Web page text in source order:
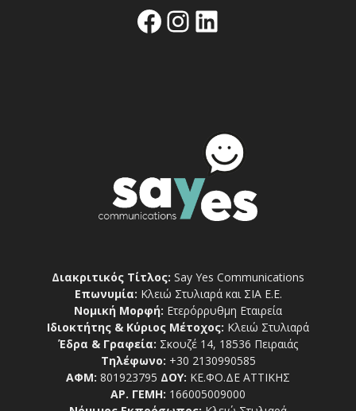
Facebook
Instagram
Linkedin
Διακριτικός Τίτλος: Say Yes Communications
Επωνυμία: Κλειώ Στυλιαρά και ΣΙΑ Ε.Ε.
Νομική Μορφή: Ετερόρρυθμη Εταιρεία
Ιδιοκτήτης & Κύριος Μέτοχος: Κλειώ Στυλιαρά
Έδρα & Γραφεία: Σκουζέ 14, 18536 Πειραιάς
Τηλέφωνο: +30 2130990585
ΑΦΜ: 801923795 ΔΟΥ: ΚΕ.ΦΟ.ΔΕ ΑΤΤΙΚΗΣ
ΑΡ. ΓΕΜΗ: 166005009000